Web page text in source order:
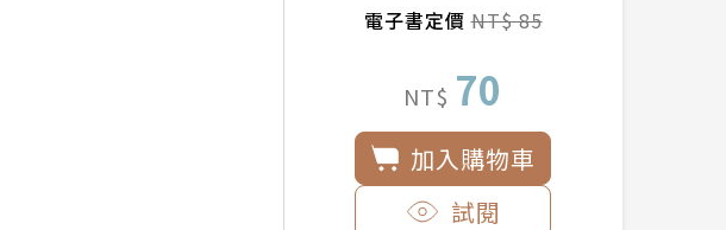
電子書定價NT$ 85
NT$ 70
加入購物車
試閱